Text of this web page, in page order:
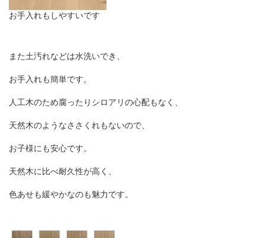
お手入れもしやすいです
また土汚れなどは水洗いでき、
お手入れも簡単です。
人工木のため腐ったりシロアリの心配もなく、
天然木のようなささくれもないので、
お子様にも安心です。
天然木に比べ耐久性が高く、
色あせも緩やかなのも魅力です。